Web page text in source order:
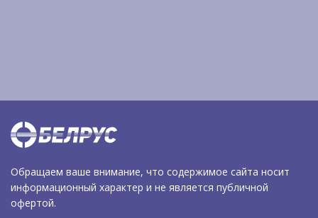
Обращаем ваше внимание, что содержимое сайта носит
информационный характер и не является публичной
офертой.